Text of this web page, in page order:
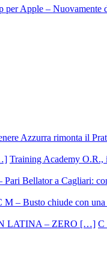
per Apple – Nuovamente
Azzurra rimonta il
Training Academy O.R.,
Pari Bellator a Cagliari:
M – Busto chiude con
C